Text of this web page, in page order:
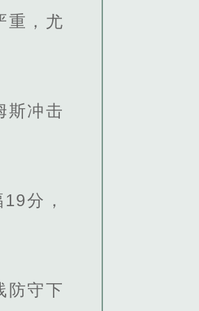
重，尤
冲击
分，
守下